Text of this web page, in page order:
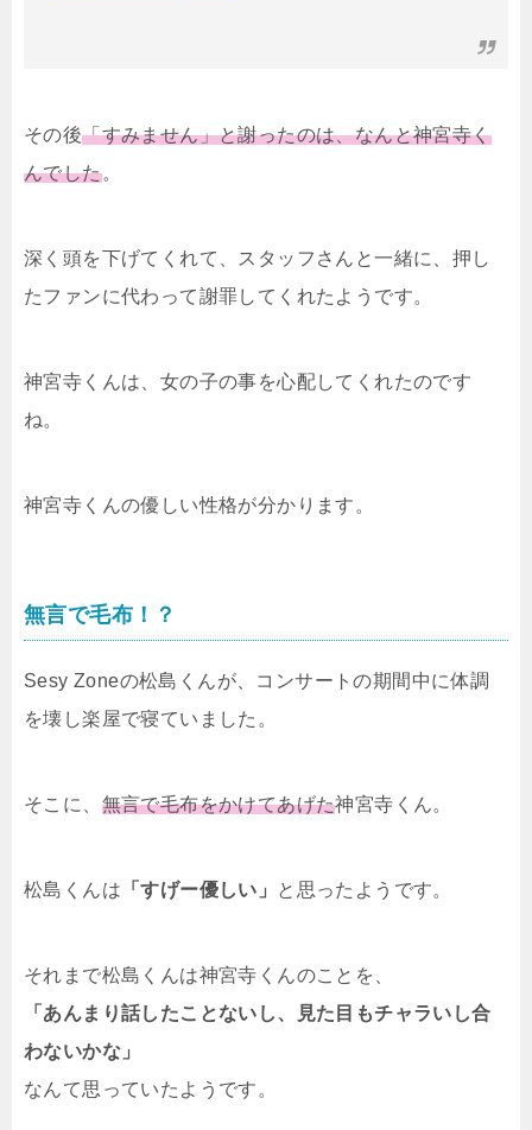
その後「すみません」と謝ったのは、なんと神宮寺く
んでした。
深く頭を下げてくれて、スタッフさんと一緒に、押し
たファンに代わって謝罪してくれたようです。
神宮寺くんは、女の子の事を心配してくれたのです
ね。
神宮寺くんの優しい性格が分かります。
無言で毛布！？
Sesy Zoneの松島くんが、コンサートの期間中に体調
を壊し楽屋で寝ていました。
そこに、 無言で毛布をかけてあげた神宮寺くん。
松島くんは 「すげー優しい」 と思ったようです。
それまで松島くんは神宮寺くんのことを、
「あんまり話したことないし、見た目もチャラいし合
わないかな」
なんて思っていたようです。